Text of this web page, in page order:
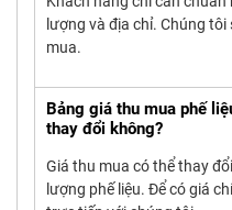
lượng và địa chỉ. Chúng
mua.
Bảng giá thu mua phế
thay đổi không?
Giá thu mua có thể thay
lượng phế liệu. Để có giá